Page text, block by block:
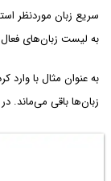
سریع زبان موردنظر
به لیست زبان‌های
به عنوان مثال با وارد
زبان‌ها باقی می‌ماند.